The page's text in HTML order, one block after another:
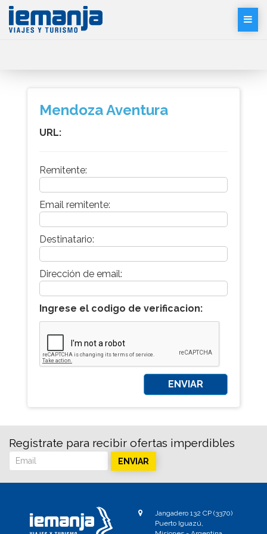
Menu
Mendoza Aventura
URL:
Remitente:
Email remitente:
Destinatario:
Dirección de email:
Ingrese el codigo de verificacion:
Registrate para recibir ofertas imperdibles
ENVIAR
Jangadero 132 CP (3370)
Puerto Iguazú,